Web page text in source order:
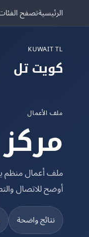
الرئيسيةتصفح
KUWAIT TL
كويت تل
ملف الأعمال
ملف أعمال منظم
أوضح للاتصال
نتائج واضحة